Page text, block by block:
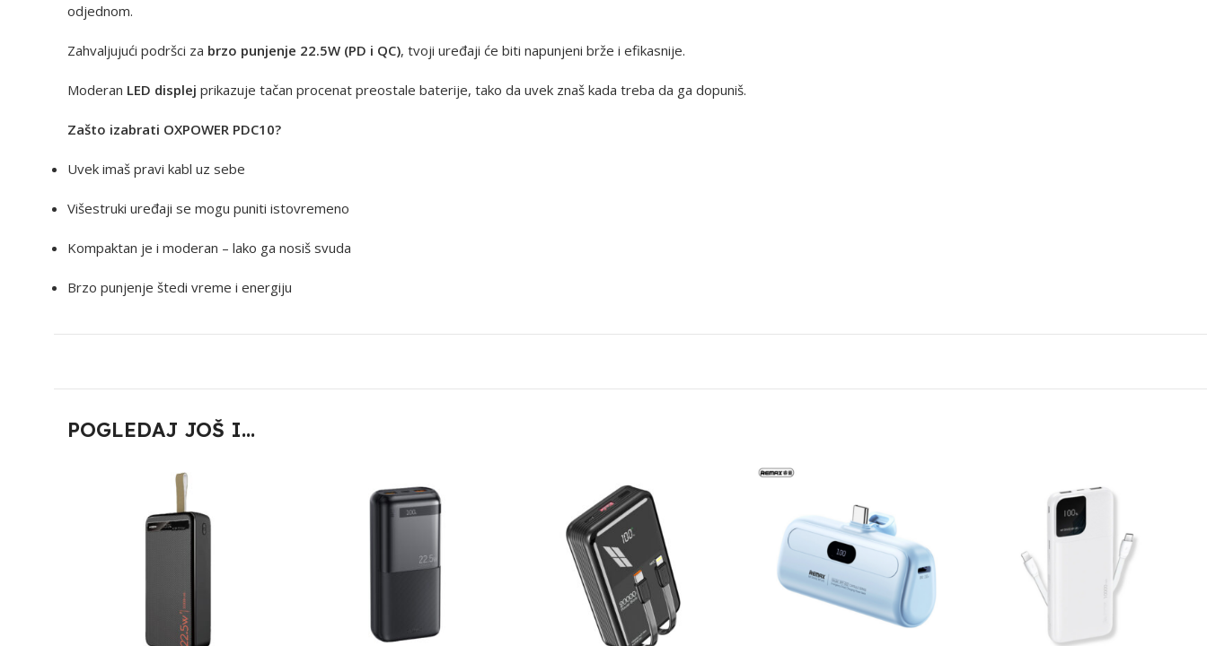
odjednom.
Zahvaljujući podršci za brzo punjenje 22.5W (PD i QC), tvoji uređaji će biti napunjeni brže i efikasnije.
Moderan LED displej prikazuje tačan procenat preostale baterije, tako da uvek znaš kada treba da ga dopuniš.
Zašto izabrati OXPOWER PDC10?
Uvek imaš pravi kabl uz sebe
Višestruki uređaji se mogu puniti istovremeno
Kompaktan je i moderan – lako ga nosiš svuda
Brzo punjenje štedi vreme i energiju
POGLEDAJ JOŠ I...